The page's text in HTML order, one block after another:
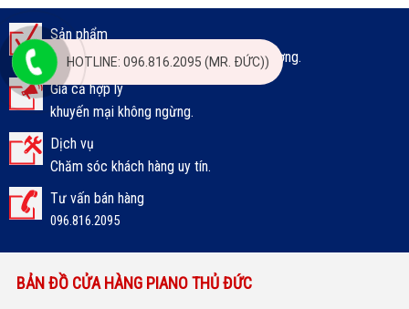
Sản phẩm
Đa dạng, chất lượng, phù hợp mọi đối tượng.
Giá cả hợp lý
khuyến mại không ngừng.
Dịch vụ
Chăm sóc khách hàng uy tín.
Tư vấn bán hàng
096.816.2095
BẢN ĐỒ CỬA HÀNG PIANO THỦ ĐỨC
HOTLINE: 096.816.2095 (MR. ĐỨC))